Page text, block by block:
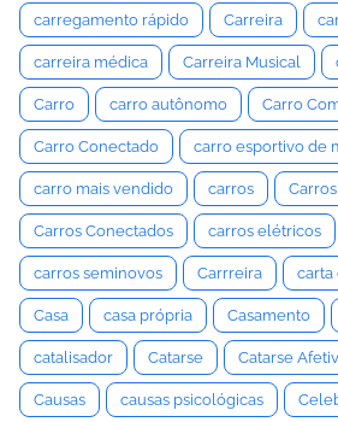
carregamento rápido Carreira
carreira médica Carreira Musical
Carro carro autônomo Carro
Carro Conectado carro esportivo de
carro mais vendido carros
Carros Conectados carros elétricos
carros seminovos Carrreira carta
Casa casa própria Casamento
catalisador Catarse Catarse
Causas causas psicológicas